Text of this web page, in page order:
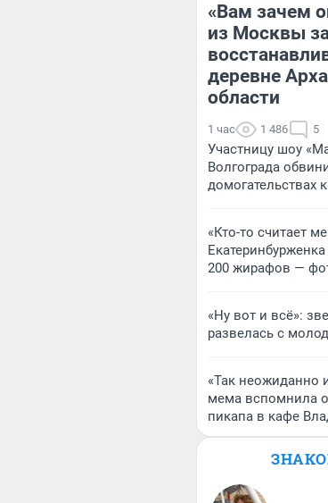
«Вам зачем
из Москвы
деревне
области
1 час 1 486 5
Участницу шоу
Волгограда
домогательствах
«Кто-то считает
200 жирафов —
«Ну вот и всё»:
развелась с
«Так неожиданно
мема вспомнила о
пикапа в кафе